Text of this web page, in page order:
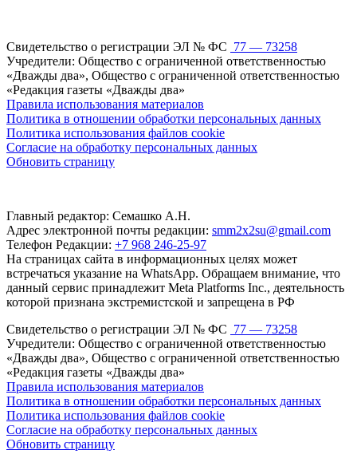
Свидетельство о регистрации ЭЛ № ФС 77 — 73258
Учредители: Общество с ограниченной ответственностью
«Дважды два», Общество с ограниченной ответственностью
«Редакция газеты «Дважды два»
Правила использования материалов
Политика в отношении обработки персональных данных
Политика использования файлов cookie
Согласие на обработку персональных данных
Обновить страницу
Главный редактор: Семашко А.Н.
Адрес электронной почты редакции: smm2x2su@gmail.com
Телефон Редакции: +7 968 246-25-97
На страницах сайта в информационных целях может
встречаться указание на WhatsApp. Обращаем внимание, что
данный сервис принадлежит Meta Platforms Inc., деятельность
которой признана экстремистской и запрещена в РФ
Свидетельство о регистрации ЭЛ № ФС 77 — 73258
Учредители: Общество с ограниченной ответственностью
«Дважды два», Общество с ограниченной ответственностью
«Редакция газеты «Дважды два»
Правила использования материалов
Политика в отношении обработки персональных данных
Политика использования файлов cookie
Согласие на обработку персональных данных
Обновить страницу